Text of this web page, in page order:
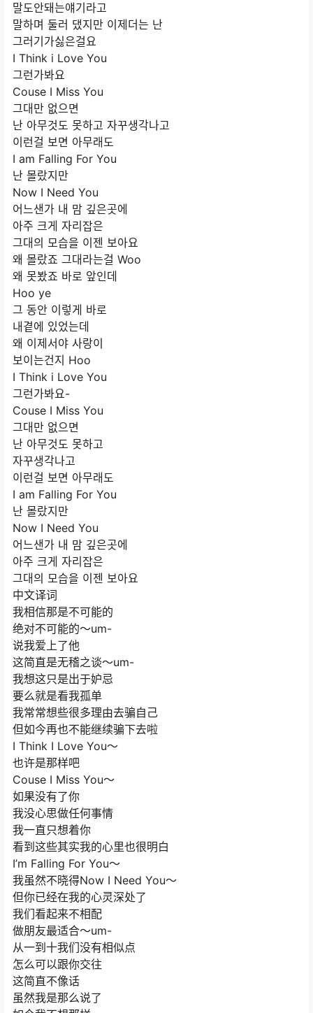
말도안돼는얘기라고
말하며 둘러 댔지만 이제더는 난
그러기가싫은걸요
I Think i Love You
그런가봐요
Couse I Miss You
그대만 없으면
난 아무것도 못하고 자꾸생각나고
이런걸 보면 아무래도
I am Falling For You
난 몰랐지만
Now I Need You
어느샌가 내 맘 깊은곳에
아주 크게 자리잡은
그대의 모습을 이젠 보아요
왜 몰랐죠 그대라는걸 Woo
왜 못봤죠 바로 앞인데
Hoo ye
그 동안 이렇게 바로
내곁에 있었는데
왜 이제서야 사랑이
보이는건지 Hoo
I Think i Love You
그런가봐요-
Couse I Miss You
그대만 없으면
난 아무것도 못하고
자꾸생각나고
이런걸 보면 아무래도
I am Falling For You
난 몰랐지만
Now I Need You
어느샌가 내 맘 깊은곳에
아주 크게 자리잡은
그대의 모습을 이젠 보아요
中文译词
我相信那是不可能的
绝对不可能的～um-
说我爱上了他
这简直是无稽之谈～um-
我想这只是出于妒忌
要么就是看我孤单
我常常想些很多理由去骗自己
但如今再也不能继续骗下去啦
I Think I Love You～
也许是那样吧
Couse I Miss You～
如果没有了你
我没心思做任何事情
我一直只想着你
看到这些其实我的心里也很明白
I’m Falling For You～
我虽然不晓得Now I Need You～
但你已经在我的心灵深处了
我们看起来不相配
做朋友最适合～um-
从一到十我们没有相似点
怎么可以跟你交往
这简直不像话
虽然我是那么说了